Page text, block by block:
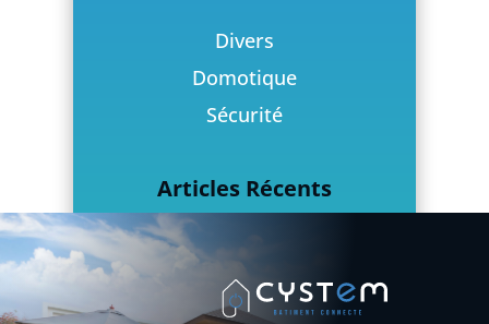
Divers
Domotique
Sécurité
Articles Récents
Quel système d’alarme
domotique choisir (filaire VS
sans fil) ?